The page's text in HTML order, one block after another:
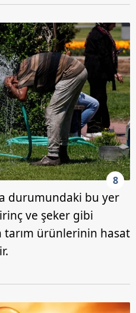
8
durumundaki bu yer
ve şeker gibi
ürünlerinin hasat